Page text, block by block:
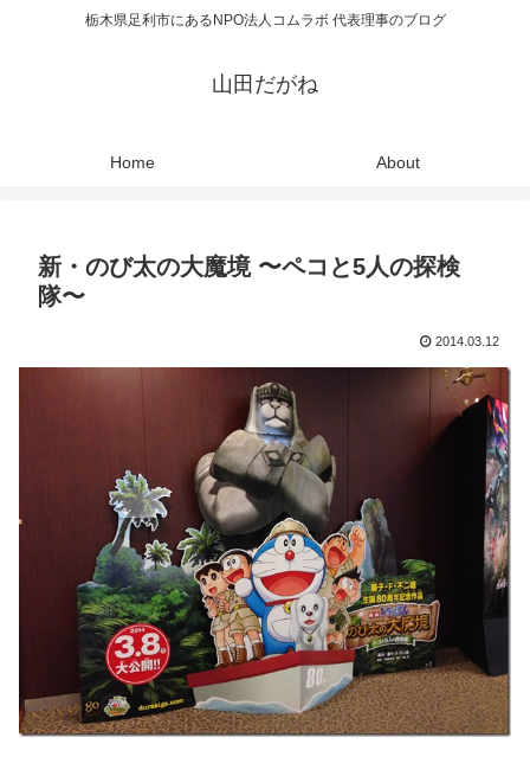
栃木県足利市にあるNPO法人コムラボ 代表理事のブログ
山田だがね
Home About
新・のび太の大魔境 〜ペコと5人の探検
隊〜
2014.03.12